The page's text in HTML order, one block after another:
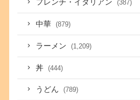
フレンチ・イタリアン (387)
中華 (879)
ラーメン (1,209)
丼 (444)
うどん (789)